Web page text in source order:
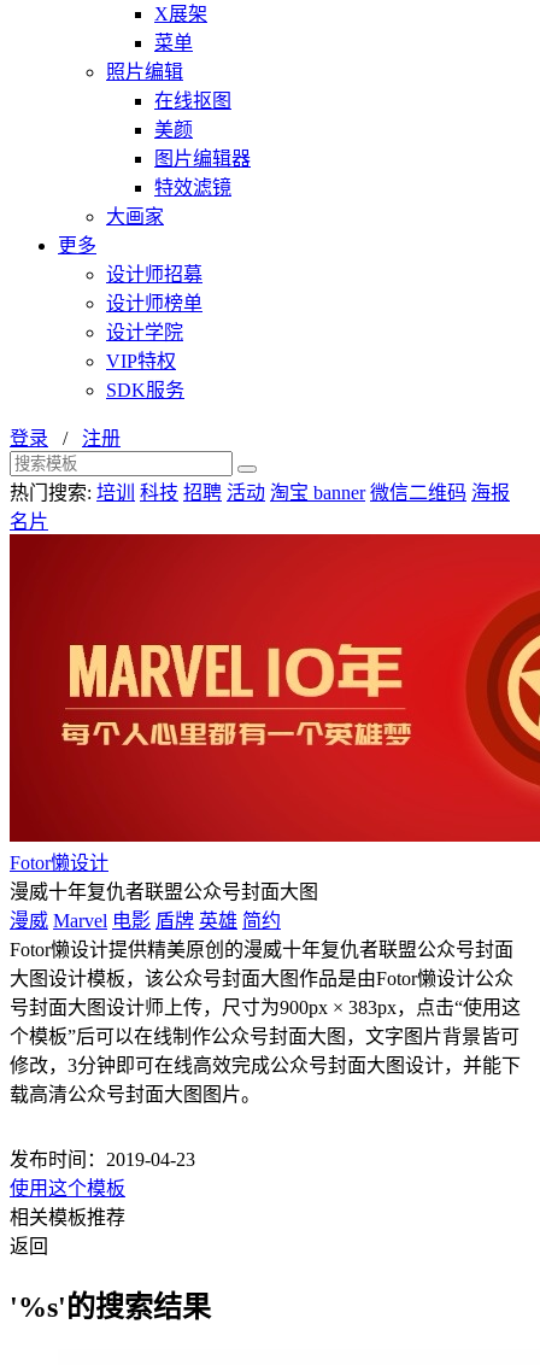
X展架
菜单
照片编辑
在线抠图
美颜
图片编辑器
特效滤镜
大画家
更多
设计师招募
设计师榜单
设计学院
VIP特权
SDK服务
登录 / 注册
热门搜索: 培训 科技 招聘 活动 淘宝 banner 微信二维码 海报
名片
Fotor懒设计
漫威十年复仇者联盟公众号封面大图
漫威 Marvel 电影 盾牌 英雄 简约
Fotor懒设计提供精美原创的漫威十年复仇者联盟公众号封面
大图设计模板，该公众号封面大图作品是由Fotor懒设计公众
号封面大图设计师上传，尺寸为900px × 383px，点击“使用这
个模板”后可以在线制作公众号封面大图，文字图片背景皆可
修改，3分钟即可在线高效完成公众号封面大图设计，并能下
载高清公众号封面大图图片。
发布时间：2019-04-23
使用这个模板
相关模板推荐
返回
'%s'的搜索结果